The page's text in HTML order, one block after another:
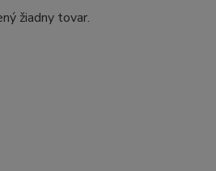
žiadny tovar.